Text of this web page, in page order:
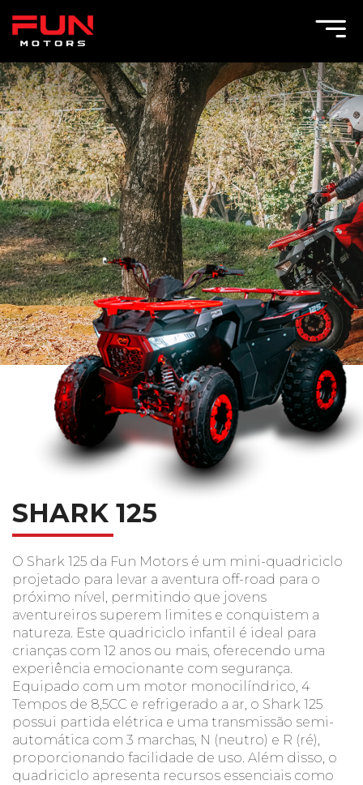
Toggle Menu
SHARK 125
O Shark 125 da Fun Motors é um mini-quadriciclo
projetado para levar a aventura off-road para o
próximo nível, permitindo que jovens
aventureiros superem limites e conquistem a
natureza. Este quadriciclo infantil é ideal para
crianças com 12 anos ou mais, oferecendo uma
experiência emocionante com segurança.
Equipado com um motor monocilíndrico, 4
Tempos de 8,5CC e refrigerado a ar, o Shark 125
possui partida elétrica e uma transmissão semi-
automática com 3 marchas, N (neutro) e R (ré),
proporcionando facilidade de uso. Além disso, o
quadriciclo apresenta recursos essenciais como